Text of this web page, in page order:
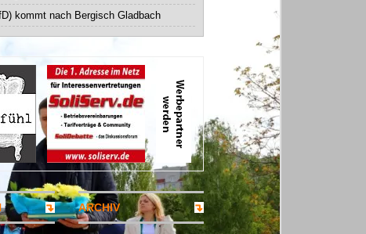
kommt nach Bergisch Gladbach
ARCHIV